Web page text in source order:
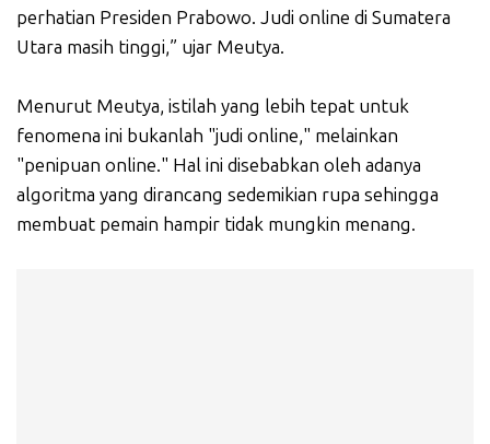
perhatian Presiden Prabowo. Judi online di Sumatera
Utara masih tinggi,” ujar Meutya.
Menurut Meutya, istilah yang lebih tepat untuk
fenomena ini bukanlah "judi online," melainkan
"penipuan online." Hal ini disebabkan oleh adanya
algoritma yang dirancang sedemikian rupa sehingga
membuat pemain hampir tidak mungkin menang.